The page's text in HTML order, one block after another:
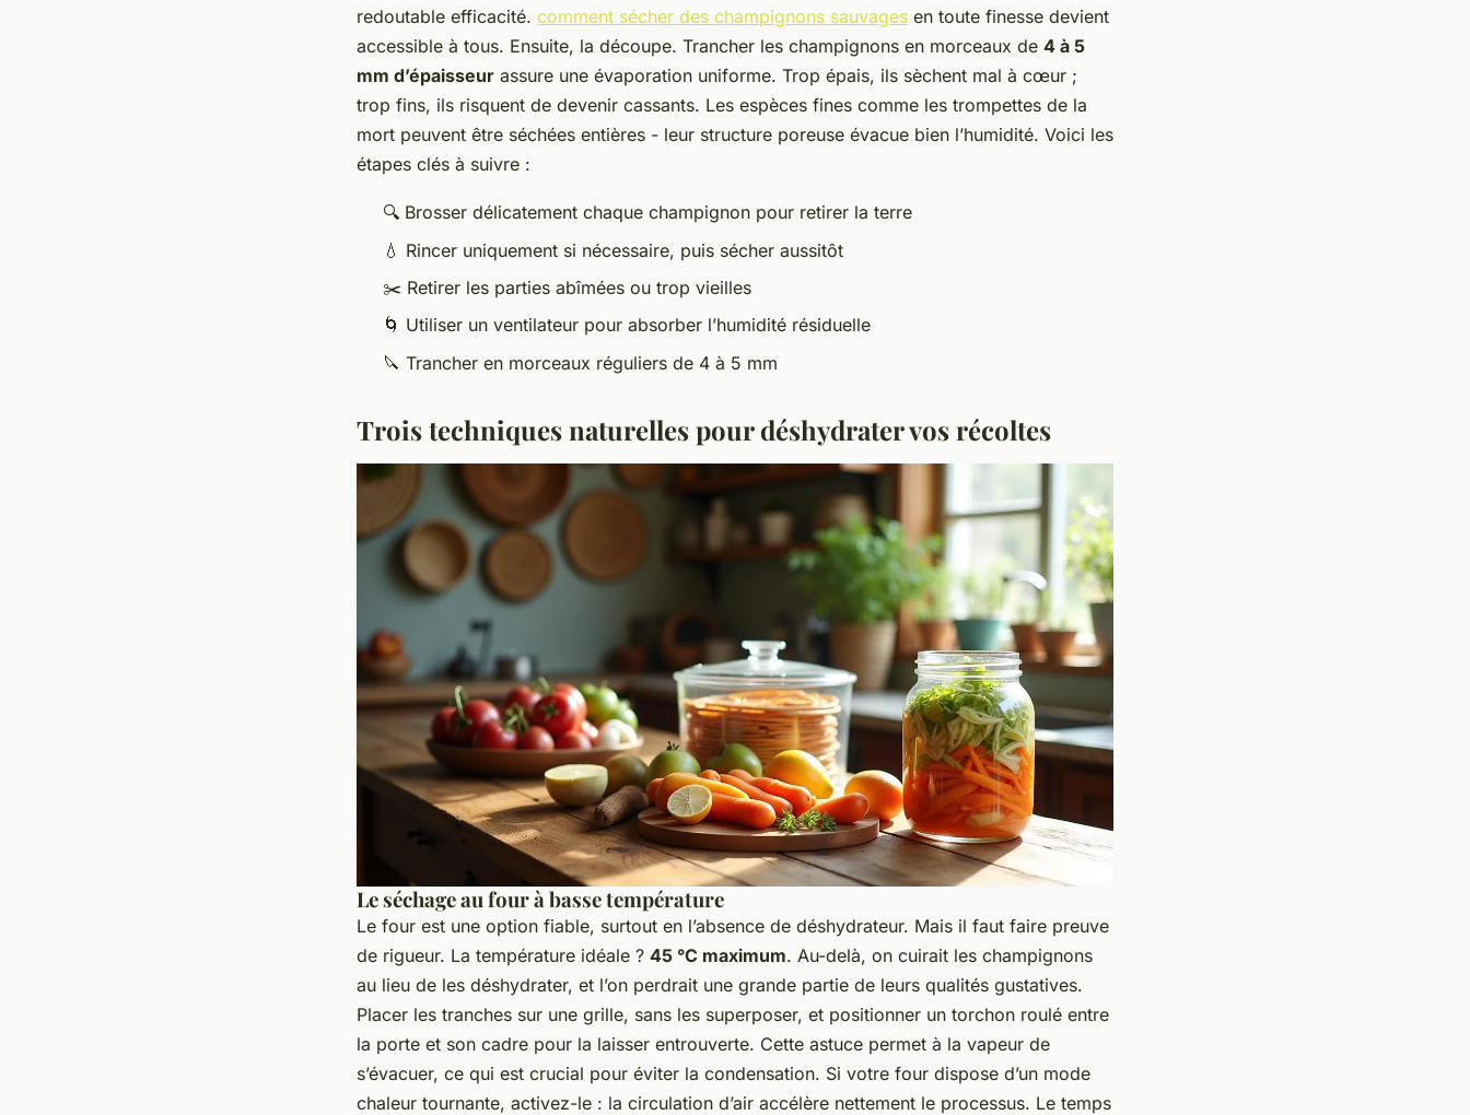
redoutable efficacité. comment sécher des champignons sauvages en toute finesse devient
accessible à tous. Ensuite, la découpe. Trancher les champignons en morceaux de 4 à 5
mm d’épaisseur assure une évaporation uniforme. Trop épais, ils sèchent mal à cœur ;
trop fins, ils risquent de devenir cassants. Les espèces fines comme les trompettes de la
mort peuvent être séchées entières - leur structure poreuse évacue bien l’humidité. Voici les
étapes clés à suivre :
🔍 Brosser délicatement chaque champignon pour retirer la terre
💧 Rincer uniquement si nécessaire, puis sécher aussitôt
✂️ Retirer les parties abîmées ou trop vieilles
🌀 Utiliser un ventilateur pour absorber l’humidité résiduelle
🔪 Trancher en morceaux réguliers de 4 à 5 mm
Trois techniques naturelles pour déshydrater vos récoltes
Le séchage au four à basse température
Le four est une option fiable, surtout en l’absence de déshydrateur. Mais il faut faire preuve
de rigueur. La température idéale ? 45 °C maximum. Au-delà, on cuirait les champignons
au lieu de les déshydrater, et l’on perdrait une grande partie de leurs qualités gustatives.
Placer les tranches sur une grille, sans les superposer, et positionner un torchon roulé entre
la porte et son cadre pour la laisser entrouverte. Cette astuce permet à la vapeur de
s’évacuer, ce qui est crucial pour éviter la condensation. Si votre four dispose d’un mode
chaleur tournante, activez-le : la circulation d’air accélère nettement le processus. Le temps